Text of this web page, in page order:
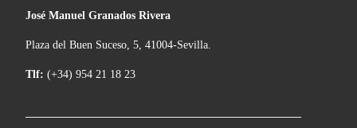
José Manuel Granados Rivera
Plaza del Buen Suceso, 5, 41004-Sevilla.
Tlf: (+34) 954 21 18 23